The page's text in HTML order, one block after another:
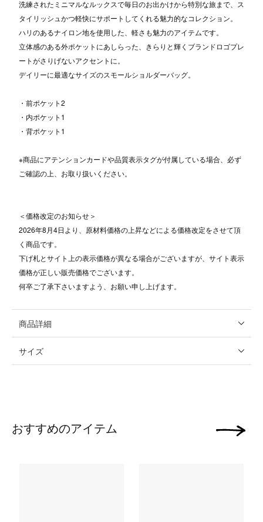
洗練されたミニマルなルックスで毎日のお出かけから特別な旅まで、ス
タイリッシュかつ軽快にサポートしてくれる魅力的なコレクション。
ハリのあるナイロン地を使用した、軽さも魅力のアイテムです。
立体感のある外ポケットにあしらった、きらりと輝くブランドロゴプレ
ートがさりげないアクセントに。
デイリーに最適なサイズのスモールショルダーバッグ。
・前ポケット2
・内ポケット1
・背ポケット1
※商品にアテンションカードや品質表示タグが付属している場合、必ず
ご確認の上、お取り扱いください。
＜価格改定のお知らせ＞
2026年8月4日より、原材料価格の上昇などによる価格改定をさせて頂
く商品です。
下げ札とサイト上の表示価格が異なる場合がございますが、サイト表示
価格が正しい販売価格でございます。
何卒ご了承下さいますよう、お願い申し上げます。
商品詳細
サイズ
おすすめのアイテム 次の画像